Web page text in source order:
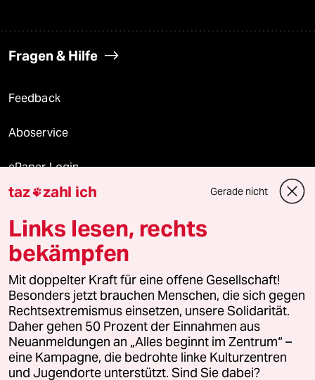
Fragen & Hilfe
Feedback
Aboservice
ePaper Login
Downloads für Abonnierende
© 2026 taz Verlags und Vertriebs GmbH
Alle Rechte vorbehalten. Bei rechtlichen Fragen oder für Genehmigungen
wenden Sie sich bitte an
lizenzen@taz.de
Feedback Redaktionsstatut Kommune-Richtlinien
Leitlinie Informant Datenschutz Impressum AGB
taz zahl ich Gerade nicht
Links lesen, rechts
bekämpfen
Mit doppelter Kraft für eine offene Gesellschaft!
Besonders jetzt brauchen Menschen, die sich gegen
Rechtsextremismus einsetzen, unsere Solidarität.
Daher gehen 50 Prozent der Einnahmen aus
Neuanmeldungen an „Alles beginnt im Zentrum“ –
eine Kampagne, die bedrohte linke Kulturzentren
und Jugendorte unterstützt. Sind Sie dabei?